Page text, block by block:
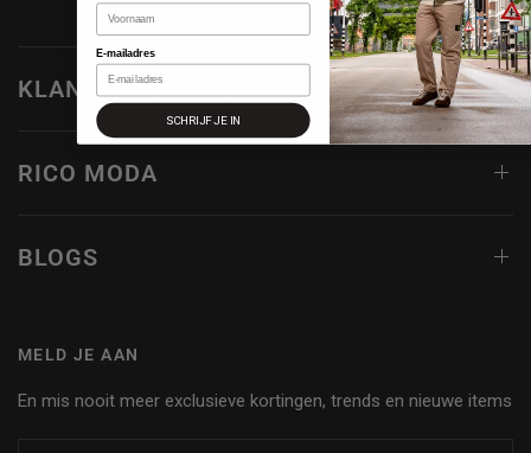
KLANTENSERVICE
RICO MODA
BLOGS
MELD JE AAN
En mis nooit meer exclusieve kortingen, trends en nieuwe items
Naam
E-mailadres
SCHRIJF JE IN